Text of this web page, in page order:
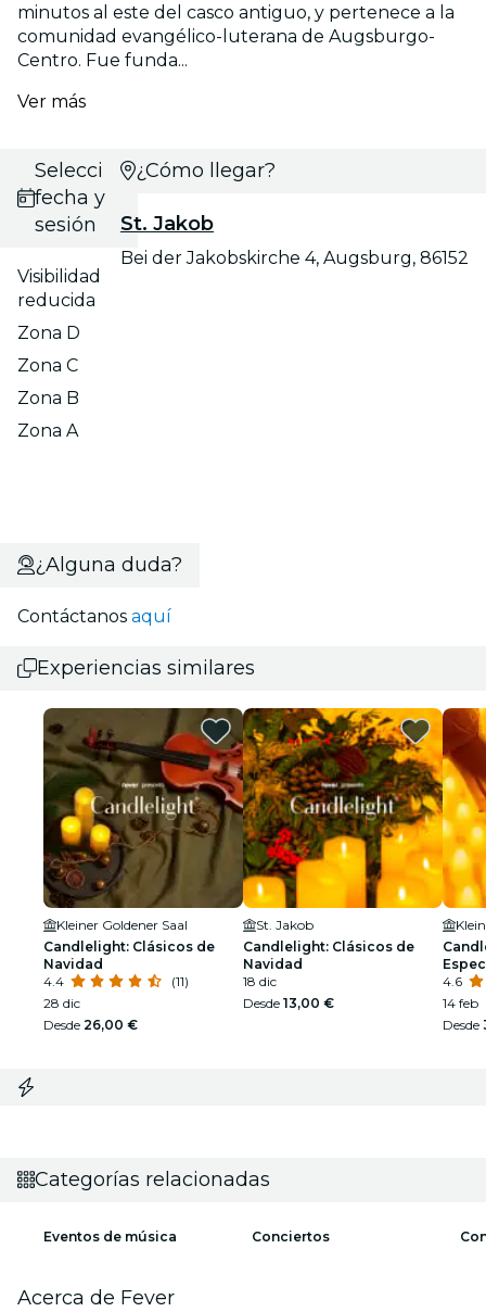
minutos al este del casco antiguo, y pertenece a la
comunidad evangélico-luterana de Augsburgo-
Centro. Fue funda...
Ver más
Selecciona
fecha y
sesión
Visibilidad
reducida
Zona D
Zona C
Zona B
Zona A
¿Cómo llegar?
St. Jakob
Bei der Jakobskirche 4, Augsburg, 86152
¿Alguna duda?
Contáctanos aquí
Experiencias similares
Kleiner Goldener Saal
Candlelight: Clásicos de
Navidad
4.4
(11)
28 dic
Desde 26,00 €
St. Jakob
Candlelight: Clásicos de
Navidad
18 dic
Desde 13,00 €
4.6
14 feb
Desde
Categorías relacionadas
Eventos de música Conciertos
Acerca de Fever